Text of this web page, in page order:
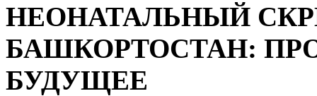
НЕОНАТАЛЬНЫЙ
БАШКОРТОСТАН:
БУДУЩЕЕ